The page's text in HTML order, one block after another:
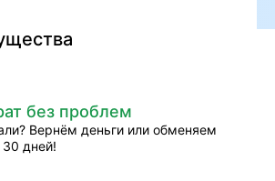
без проблем
Вернём деньги или обменяем
30 дней!